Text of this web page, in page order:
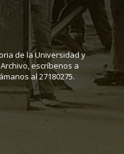
de la Universidad y
escríbenos a
al 27180275.